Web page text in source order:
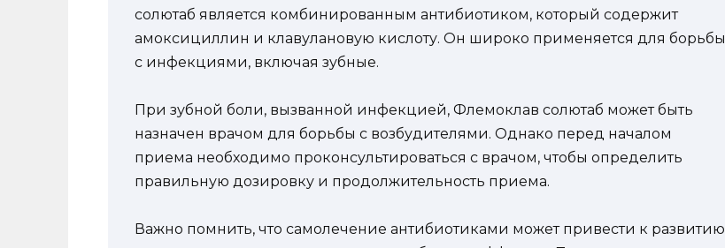
солютаб является комбинированным антибиотиком, который содержит
амоксициллин и клавулановую кислоту. Он широко применяется для борьбы
с инфекциями, включая зубные.
При зубной боли, вызванной инфекцией, Флемоклав солютаб может быть
назначен врачом для борьбы с возбудителями. Однако перед началом
приема необходимо проконсультироваться с врачом, чтобы определить
правильную дозировку и продолжительность приема.
Важно помнить, что самолечение антибиотиками может привести к развитию